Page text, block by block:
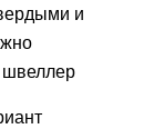
и
швеллер